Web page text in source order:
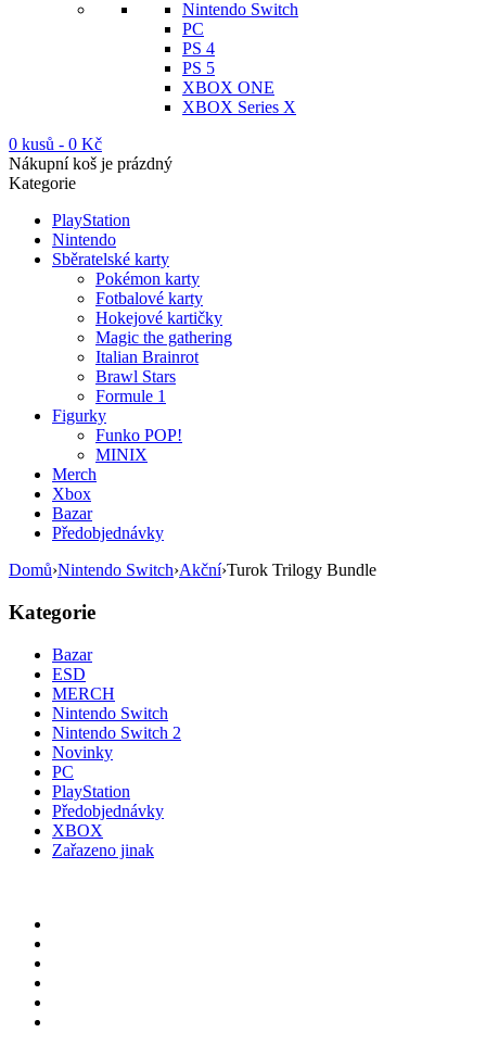
Nintendo Switch
PC
PS 4
PS 5
XBOX ONE
XBOX Series X
0 kusů - 0 Kč
Nákupní koš je prázdný
Kategorie
PlayStation
Nintendo
Sběratelské karty
Pokémon karty
Fotbalové karty
Hokejové kartičky
Magic the gathering
Italian Brainrot
Brawl Stars
Formule 1
Figurky
Funko POP!
MINIX
Merch
Xbox
Bazar
Předobjednávky
Domů›Nintendo Switch›Akční›Turok Trilogy Bundle
Kategorie
Bazar
ESD
MERCH
Nintendo Switch
Nintendo Switch 2
Novinky
PC
PlayStation
Předobjednávky
XBOX
Zařazeno jinak